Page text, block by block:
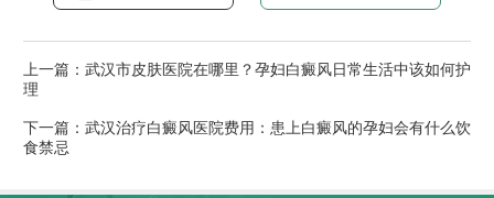
上一篇： 武汉市皮肤医院在哪里？孕妇白癜风日常生活中该如何护
理
下一篇： 武汉治疗白癜风医院费用：患上白癜风的孕妇会有什么饮
食禁忌